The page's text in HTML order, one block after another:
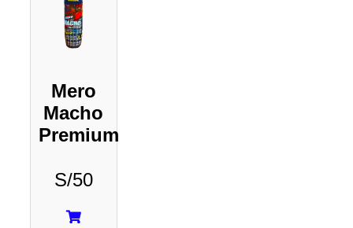
Mero
Macho
Premium
S/50